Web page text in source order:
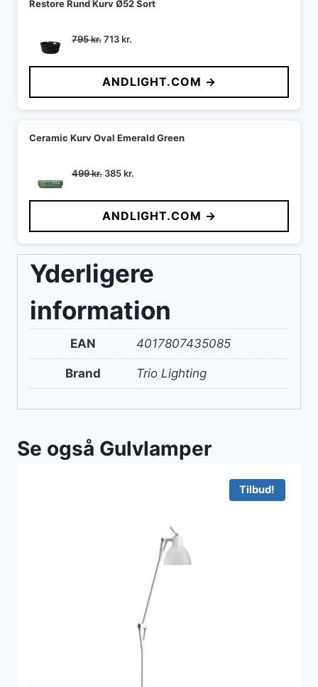
Restore Rund Kurv Ø52 Sort
795kr.Den
pris
var:
795 kr..
713kr.
pris
er:
713 kr..
ANDLIGHT.COM →
Ceramic Kurv Oval Emerald Green
499kr. Den
pris
var:
499 kr..
385kr.
pris
er:
385 kr..
ANDLIGHT.COM →
Yderligere
information
EAN 4017807435085
Brand Trio Lighting
Se også Gulvlamper
Tilbud!